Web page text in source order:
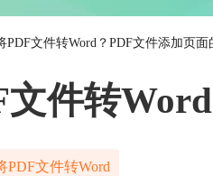
PDF文件转Word？PDF文件添加页
文件转
PDF文件转Word